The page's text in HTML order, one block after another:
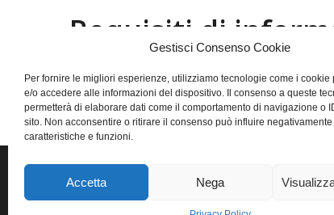
Gestisci Consenso Cookie
Per fornire le migliori esperienze, utilizziamo tecnologie come i cookie
e/o accedere alle informazioni del dispositivo. Il consenso a queste
permetterà di elaborare dati come il comportamento di navigazione o
sito. Non acconsentire o ritirare il consenso può influire
caratteristiche e funzioni.
Accetta Nega
Requisiti di